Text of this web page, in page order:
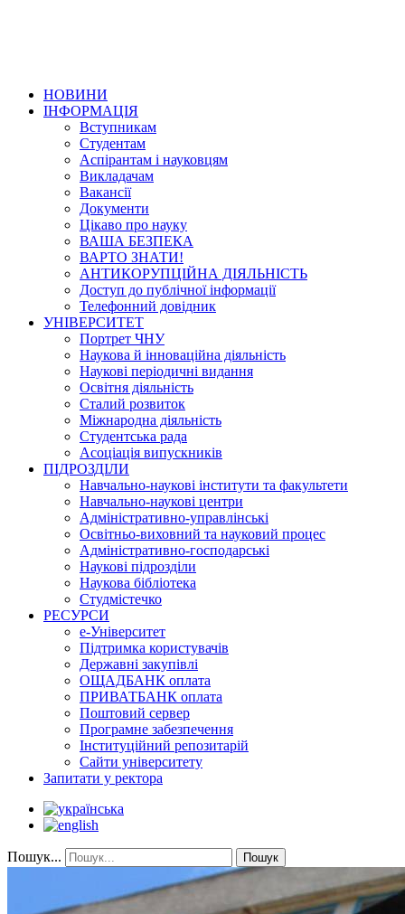
НОВИНИ
ІНФОРМАЦІЯ
Вступникам
Студентам
Аспірантам і науковцям
Викладачам
Вакансії
Документи
Цікаво про науку
ВАША БЕЗПЕКА
ВАРТО ЗНАТИ!
АНТИКОРУПЦІЙНА ДІЯЛЬНІСТЬ
Доступ до публічної інформації
Телефонний довідник
УНІВЕРСИТЕТ
Портрет ЧНУ
Наукова й інноваційна діяльність
Наукові періодичні видання
Освітня діяльність
Сталий розвиток
Міжнародна діяльність
Студентська рада
Асоціація випускників
ПІДРОЗДІЛИ
Навчально-наукові інститути та факультети
Навчально-наукові центри
Адміністративно-управлінські
Освітньо-виховний та науковий процес
Адміністративно-господарські
Наукові підрозділи
Наукова бібліотека
Студмістечко
РЕСУРСИ
е-Університет
Підтримка користувачів
Державні закупівлі
ОЩАДБАНК оплата
ПРИВАТБАНК оплата
Поштовий сервер
Програмне забезпечення
Інституційний репозитарій
Сайти університету
Запитати у ректора
Пошук... Пошук